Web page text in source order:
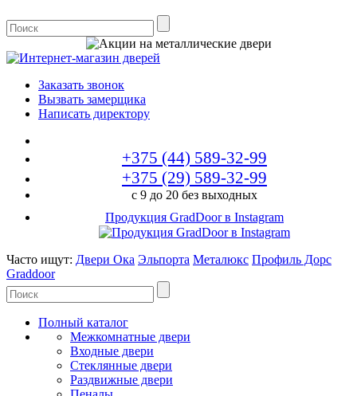
Заказать звонок
Вызвать замерщика
Написать директору
+375 (44) 589-32-99
+375 (29) 589-32-99
с 9 до 20 без выходных
Продукция GradDoor в Instagram
Часто ищут: Двери Ока Эльпорта Металюкс Профиль Дорс
Graddoor
Полный каталог
Межкомнатные двери
Входные двери
Стеклянные двери
Раздвижные двери